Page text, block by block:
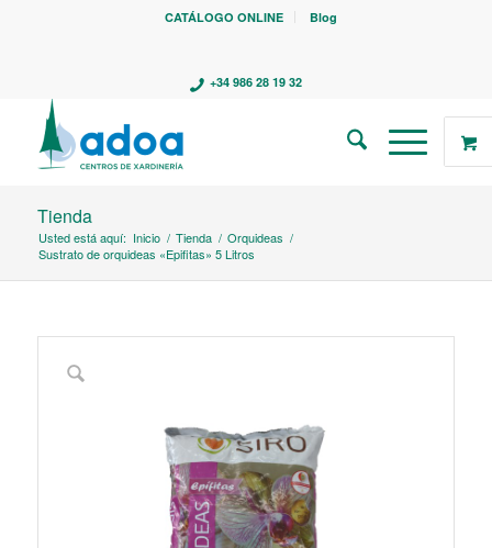
CATÁLOGO ONLINE Blog
+34 986 28 19 32
Tienda
Usted está aquí: Inicio / Tienda / Orquideas /
Sustrato de orquideas «Epifitas» 5 Litros